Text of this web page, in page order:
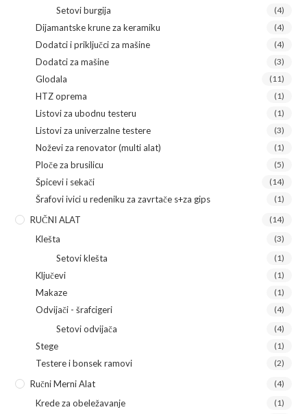
Setovi burgija (4)
Dijamantske krune za keramiku (4)
Dodatci i priključci za mašine (4)
Dodatci za mašine (3)
Glodala (11)
HTZ oprema (1)
Listovi za ubodnu testeru (1)
Listovi za univerzalne testere (3)
Noževi za renovator (multi alat) (1)
Ploče za brusilicu (5)
Špicevi i sekači (14)
Šrafovi ivici u redeniku za zavrtače s+za gips (1)
RUČNI ALAT (14)
Klešta (3)
Setovi klešta (1)
Ključevi (1)
Makaze (1)
Odvijači - šrafcigeri (4)
Setovi odvijača (4)
Stege (1)
Testere i bonsek ramovi (2)
Ručni Merni Alat (4)
Krede za obeležavanje (1)